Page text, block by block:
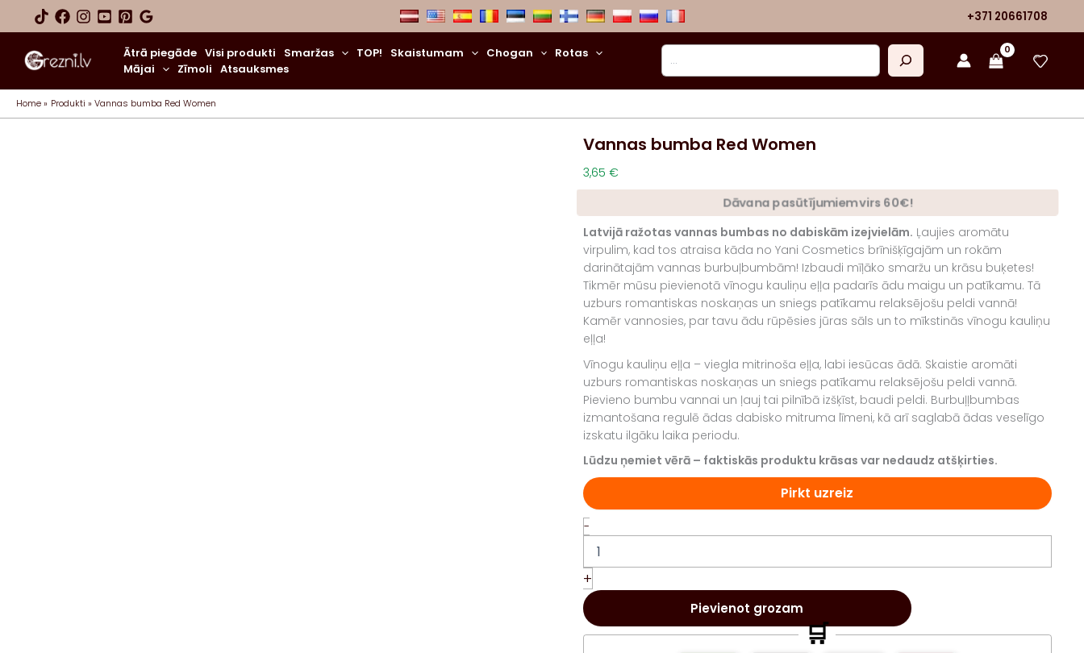
+371 20661708
Ātrā piegāde Visi produkti Smaržas TOP! Skaistumam Chogan
Rotas
Mājai
Zīmoli Atsauksmes
Meklēt
Home Produkti Vannas bumba Red Women
Vannas bumba Red Women
3,65 €
Dāvana pasūtījumiem virs 60€!
Latvijā ražotas vannas bumbas no dabiskām izejvielām. Ļaujies aromātu
virpulim, kad tos atraisa kāda no Yani Cosmetics brīnišķīgajām un rokām
darinātajām vannas burbuļbumbām! Izbaudi mīļāko smaržu un krāsu buķetes!
Tikmēr mūsu pievienotā vīnogu kauliņu eļļa padarīs ādu maigu un patīkamu. Tā
uzburs romantiskas noskaņas un sniegs patīkamu relaksējošu peldi vannā!
Kamēr vannosies, par tavu ādu rūpēsies jūras sāls un to mīkstinās vīnogu kauliņu
eļļa!
Vīnogu kauliņu eļļa – viegla mitrinoša eļļa, labi iesūcas ādā. Skaistie aromāti
uzburs romantiskas noskaņas un sniegs patīkamu relaksējošu peldi vannā.
Pievieno bumbu vannai un ļauj tai pilnībā izšķīst, baudi peldi. Burbuļļbumbas
izmantošana regulē ādas dabisko mitruma līmeni, kā arī saglabā ādas veselīgo
izskatu ilgāku laika periodu.
Lūdzu ņemiet vērā – faktiskās produktu krāsas var nedaudz atšķirties.
Pirkt uzreiz
-Vannas
bumba
Red
Women
daudzums
+
Pievienot grozam
🛒